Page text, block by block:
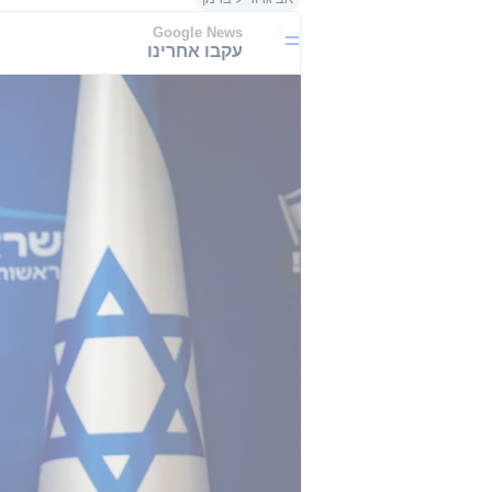
Google News
עקבו אחרינו